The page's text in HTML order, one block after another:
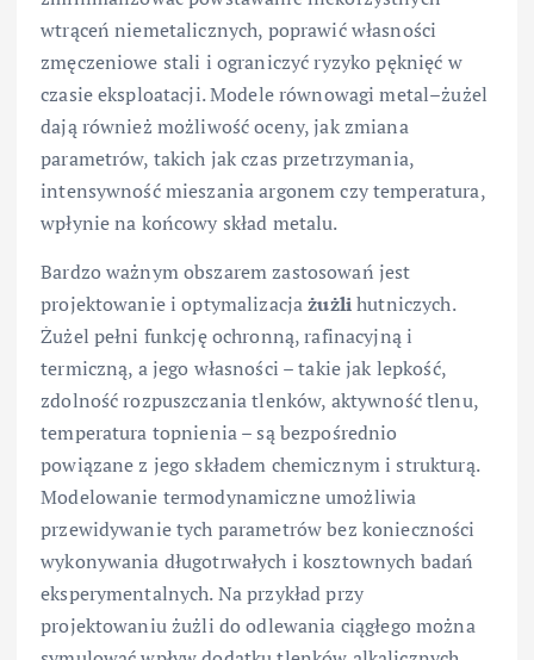
wtrąceń niemetalicznych, poprawić własności
zmęczeniowe stali i ograniczyć ryzyko pęknięć w
czasie eksploatacji. Modele równowagi metal–żużel
dają również możliwość oceny, jak zmiana
parametrów, takich jak czas przetrzymania,
intensywność mieszania argonem czy temperatura,
wpłynie na końcowy skład metalu.
Bardzo ważnym obszarem zastosowań jest
projektowanie i optymalizacjażużlihutniczych.
Żużel pełni funkcję ochronną, rafinacyjną i
termiczną, a jego własności – takie jak lepkość,
zdolność rozpuszczania tlenków, aktywność tlenu,
temperatura topnienia – są bezpośrednio
powiązane z jego składem chemicznym i strukturą.
Modelowanie termodynamiczne umożliwia
przewidywanie tych parametrów bez konieczności
wykonywania długotrwałych i kosztownych badań
eksperymentalnych. Na przykład przy
projektowaniu żużli do odlewania ciągłego można